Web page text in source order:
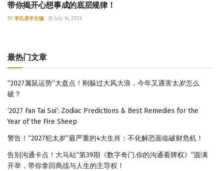
带你揭开心想事成的底层规律！
BY 李氏易学主编 July 14, 2026
最热门文章
“2027属鼠运势”大盘点！刚躲过大风大浪，今年又遇害太岁怎么
破？
‘2027 Fan Tai Sui’: Zodiac Predictions & Best Remedies for the
Year of the Fire Sheep
警告！“2027犯太岁”最严重的4大生肖：不化解恐面临破财危机！
告别沟通卡点！大马站“第39期《数字奇门.你的沟通看牌权》”圆满
开举，带你拿回商战与人生的主导权！